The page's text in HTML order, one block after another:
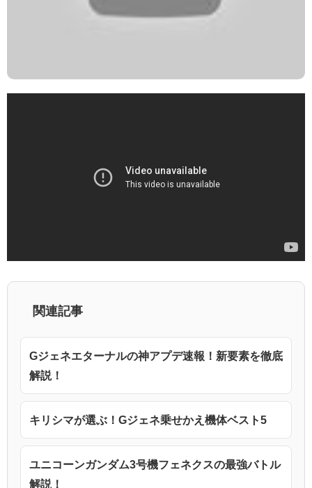
関連記事
Gジェネエターナルの神アプデ速報！新要素を徹底
解説！
キリシマが選ぶ！Gジェネ乗せかえ機体ベスト5
ユニコーンガンダム3号機フェネクスの最強バトル
解説！